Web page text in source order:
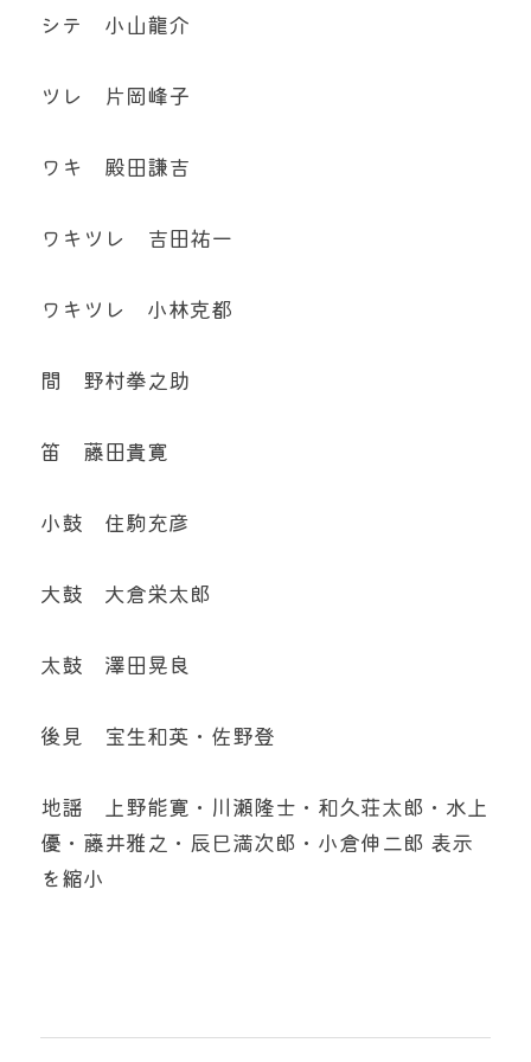
シテ　小山龍介
ツレ　片岡峰子
ワキ　殿田謙吉
ワキツレ　吉田祐一
ワキツレ　小林克都
間　野村拳之助
笛　藤田貴寛
小鼓　住駒充彦
大鼓　大倉栄太郎
太鼓　澤田晃良
後見　宝生和英・佐野登
地謡　上野能寛・川瀬隆士・和久荘太郎・水上
優・藤井雅之・辰巳満次郎・小倉伸二郎 表示
を縮小